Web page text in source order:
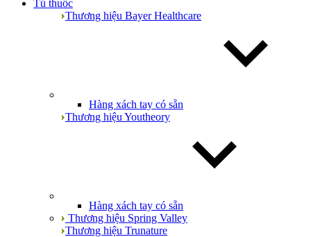
Tủ thuốc
Thương hiệu Bayer Healthcare
Hàng xách tay có sẵn
Thương hiệu Youtheory
Hàng xách tay có sẵn
Thương hiệu Spring Valley
Thương hiệu Trunature